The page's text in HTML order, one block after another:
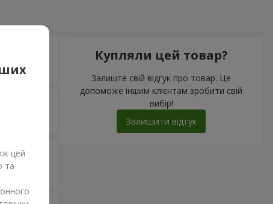
Купляли цей товар?
Залиште свій відгук про товар. Це
допоможе іншим клієнтам зробити свій
вибір!
Залишити відгук
цей
та